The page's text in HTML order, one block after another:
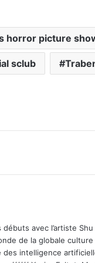
horror picture
sclub
avec l’artiste Shu
de la globale culture
intelligence